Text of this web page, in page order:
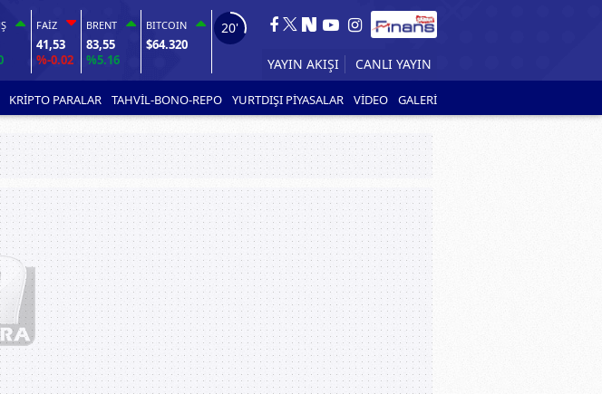
FAİZ
41,53
%-0.02
BRENT
83,55
%5.16
BITCOIN
$64.320
19'
YAYIN AKIŞI CANLI YAYIN
KRİPTO PARALAR TAHVİL-BONO-REPO YURTDIŞI PİYASALAR VİDEO GALERİ